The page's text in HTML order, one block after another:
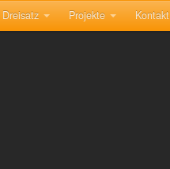
Dreisatz Projekte Kontakt